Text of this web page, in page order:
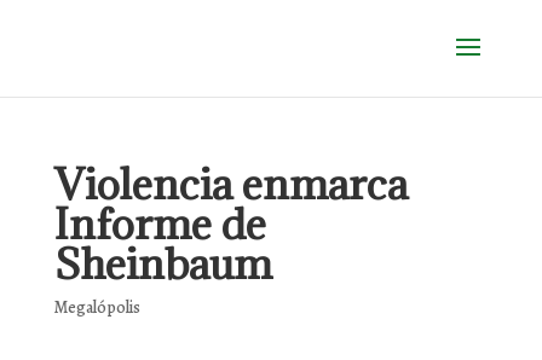
Violencia enmarca
Informe de
Sheinbaum
Megalópolis